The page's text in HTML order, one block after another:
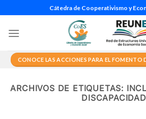
al
contenido
Cátedra de Cooperativismo y
CONOCE LAS ACCIONES PARA EL FOMENTO
ARCHIVOS DE ETIQUETAS:
DISCAPACIDAD